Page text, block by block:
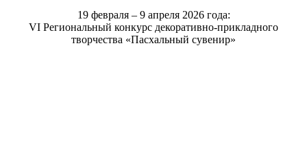
19 февраля – 9 апреля 2026 года:
VI Региональный конкурс декоративно-прикладного
творчества «Пасхальный сувенир»